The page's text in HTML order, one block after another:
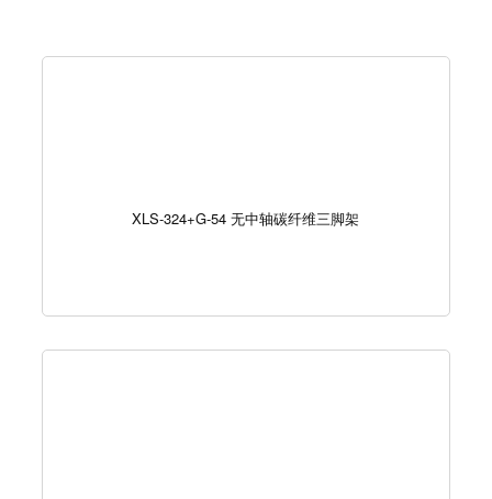
XLS-324+G-54 无中轴碳纤维三脚架